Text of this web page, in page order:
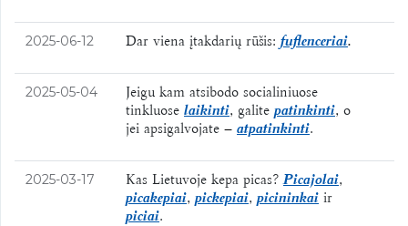
2025-06-12 Dar viena įtakdarių rūšis: fuflenceriai.
2025-05-04
Jeigu kam atsibodo socialiniuose
tinkluose laikinti, galite patinkinti, o
jei apsigalvojate – atpatinkinti.
2025-03-17 Kas Lietuvoje kepa picas?Picajolai,
picakepiai, pickepiai, picininkai ir
piciai.